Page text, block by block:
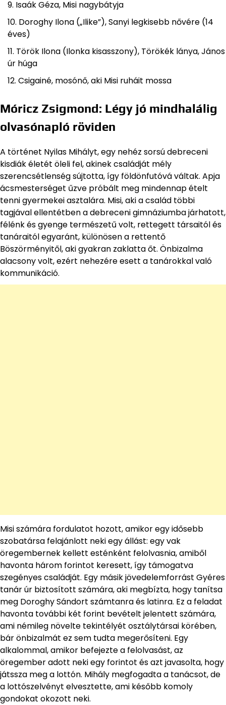
Isaák Géza, Misi nagybátyja
Doroghy Ilona („Ilike”), Sanyi legkisebb nővére (14
éves)
Török Ilona (Ilonka kisasszony), Törökék lánya, János
úr húga
Csigainé, mosónő, aki Misi ruháit mossa
Móricz Zsigmond: Légy jó mindhalálig
olvasónapló röviden
A történet Nyilas Mihályt, egy nehéz sorsú debreceni
kisdiák életét öleli fel, akinek családját mély
szerencsétlenség sújtotta, így földönfutóvá váltak. Apja
ácsmesterséget űzve próbált meg mindennap ételt
tenni gyermekei asztalára. Misi, aki a család többi
tagjával ellentétben a debreceni gimnáziumba járhatott,
félénk és gyenge természetű volt, rettegett társaitól és
tanáraitól egyaránt, különösen a rettentő
Böszörményitől, aki gyakran zaklatta őt. Önbizalma
alacsony volt, ezért nehezére esett a tanárokkal való
kommunikáció.
Misi számára fordulatot hozott, amikor egy idősebb
szobatársa felajánlott neki egy állást: egy vak
öregembernek kellett esténként felolvasnia, amiből
havonta három forintot keresett, így támogatva
szegényes családját. Egy másik jövedelemforrást Gyéres
tanár úr biztosított számára, aki megbízta, hogy tanítsa
meg Doroghy Sándort számtanra és latinra. Ez a feladat
havonta további két forint bevételt jelentett számára,
ami némileg növelte tekintélyét osztálytársai körében,
bár önbizalmát ez sem tudta megerősíteni. Egy
alkalommal, amikor befejezte a felolvasást, az
öregember adott neki egy forintot és azt javasolta, hogy
játssza meg a lottón. Mihály megfogadta a tanácsot, de
a lottószelvényt elvesztette, ami később komoly
gondokat okozott neki.